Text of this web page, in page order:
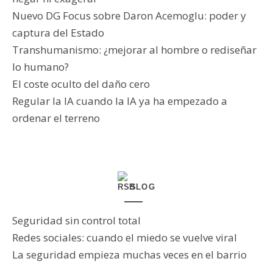
Nuevo DG Focus sobre Daron Acemoglu: poder y
captura del Estado
Transhumanismo: ¿mejorar al hombre o rediseñar
lo humano?
El coste oculto del daño cero
Regular la IA cuando la IA ya ha empezado a
ordenar el terreno
BLOG
Seguridad sin control total
Redes sociales: cuando el miedo se vuelve viral
La seguridad empieza muchas veces en el barrio